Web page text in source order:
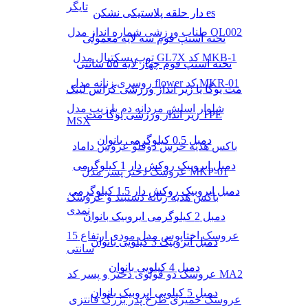
تایگر
طناب ورزشی شماره انداز مدل QL002
توپ بسکتبال مدل GL7X کد MKB-1
روسری زنانه مدل flower کد MKR-01
شلوار اسلش مردانه دم پا زیپ مدل
MSX
باکس هدیه خرس دوقلو عروس داماد
عروسک دختر پسر مدل MKP-01
باکس هدیه زنانه دستبند و عروسک
نمدی
عروسک اختاپوس مدل مودی ارتفاع 15
سانتی
عروسک دو قولوی دختر و پسر کد MA2
عروسک خمیری طرح پدر بزرگ فانتزی
دار حلقه پلاستیکی نشکن es
تخته استپ فوم سه لایه معمولی
تخته استپ فوم چهار لایه ۵۵ سانتی
مت یوگا یا زیر انداز ورزشی کراس لینک
زیر انداز ورزشی یوگا مت TPE
دمبل 0.5 کیلوگرمی بانوان
دمبل ایروبیک روکش‌ دار 1 کیلوگرمی
دمبل ایروبیک روکش‌ دار 1.5 کیلوگرمی
دمبل 2 کیلوگرمی ایروبیک بانوان
دمبل ایروبیک 3 کیلویی بانوان
دمبل 4 کیلویی بانوان
دمبل 5 کیلویی ایروبیک بانوان